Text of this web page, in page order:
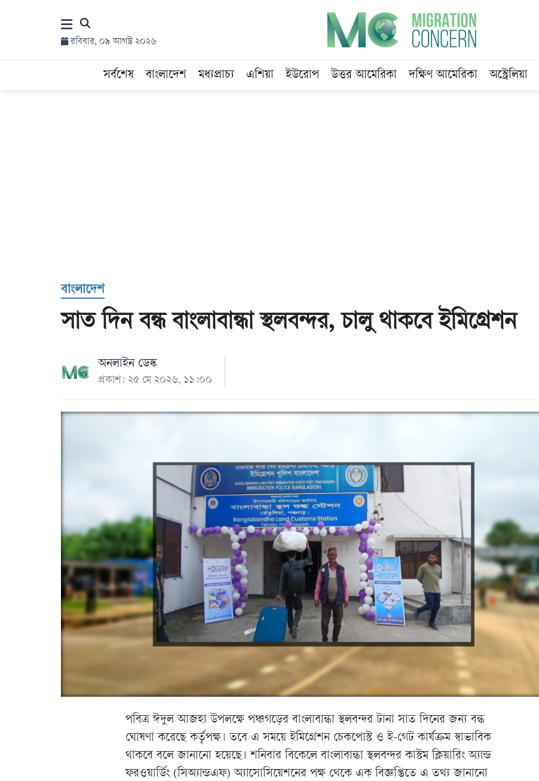
রবিবার, ০৯ আগস্ট ২০২৬
সর্বশেষ বাংলাদেশ মধ্যপ্রাচ্য এশিয়া ইউরোপ উত্তর আমেরিকা দক্ষিণ আমেরিকা অস্ট্রেলিয়া
বাংলাদেশ
সাত দিন বন্ধ বাংলাবান্ধা স্থলবন্দর, চালু থাকবে ইমিগ্রেশন
অনলাইন ডেস্ক
প্রকাশ: ২৫ মে ২০২৬, ১১:০০
পবিত্র ঈদুল আজহা উপলক্ষে পঞ্চগড়ের বাংলাবান্ধা স্থলবন্দর টানা সাত দিনের জন্য বন্ধ
ঘোষণা করেছে কর্তৃপক্ষ। তবে এ সময়ে ইমিগ্রেশন চেকপোস্ট ও ই-গেট কার্যক্রম স্বাভাবিক
থাকবে বলে জানানো হয়েছে। শনিবার বিকেলে বাংলাবান্ধা স্থলবন্দর কাস্টম ক্লিয়ারিং অ্যান্ড
ফরওয়ার্ডিং (সিঅ্যান্ডএফ) অ্যাসোসিয়েশনের পক্ষ থেকে এক বিজ্ঞপ্তিতে এ তথ্য জানানো